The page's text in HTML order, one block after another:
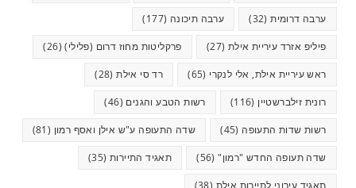
ערבה דרומית(32) ערבה תיכונה (177)
פיליפ אזרד עיריית אילת (27) פרקליטות מחוז דרום (פלילי)(26)
ראש עיריית אילת, אלי לנקרי (65) רד סי אילת(28)
רונית זילברשטיין (116) רשות הטבע והגנים (46)
רשות שדות התעופה (45) שדה התעופה ע"ש אילן ואסף רמון (81)
שדה תעופה החדש "רמון"(56) תאגיד התיירות (35)